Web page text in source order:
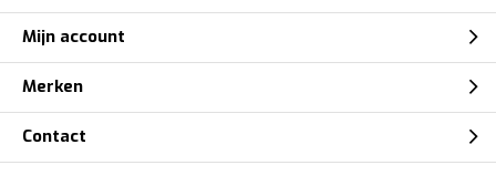
Mijn account
Merken
Contact